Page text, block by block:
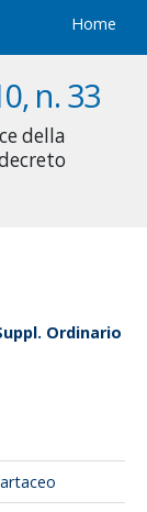
Home
n. 33
della
Ordinario